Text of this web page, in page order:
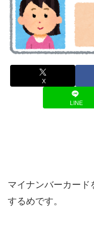
X
LINE
マイナンバーカード
するめです。